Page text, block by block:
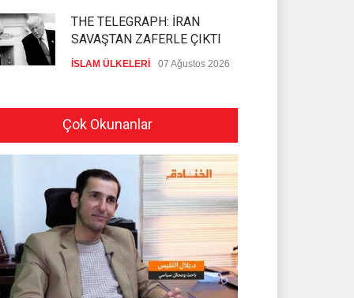
THE TELEGRAPH: İRAN
SAVAŞTAN ZAFERLE ÇIKTI
İSLAM ÜLKELERİ 07 Ağustos 2026
SİYONİST REJİM
PEZEŞKİYAN'DAN HALİL EL
HAYYE'YE TEBRİK TELEFONU
HAMAS 05 Ağustos 2026
İSLAMİ CİHAD: SİYONİST
DÜŞMAN TAAHHÜTLERİNE
UYMUYOR
İSLAMİ CİHAD 04 Ağustos 2026
Çok Okunanlar